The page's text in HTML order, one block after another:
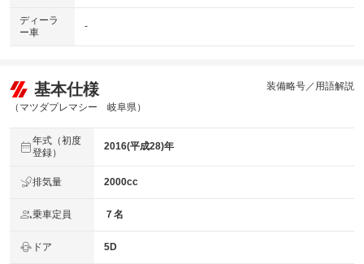
ディーラ
ー車
-
基本仕様
（マツダプレマシー 岐阜県）
装備略号／用語解説
年式（初度
登録）
2016(平成28)年
排気量 2000cc
乗車定員 ７名
ドア 5D